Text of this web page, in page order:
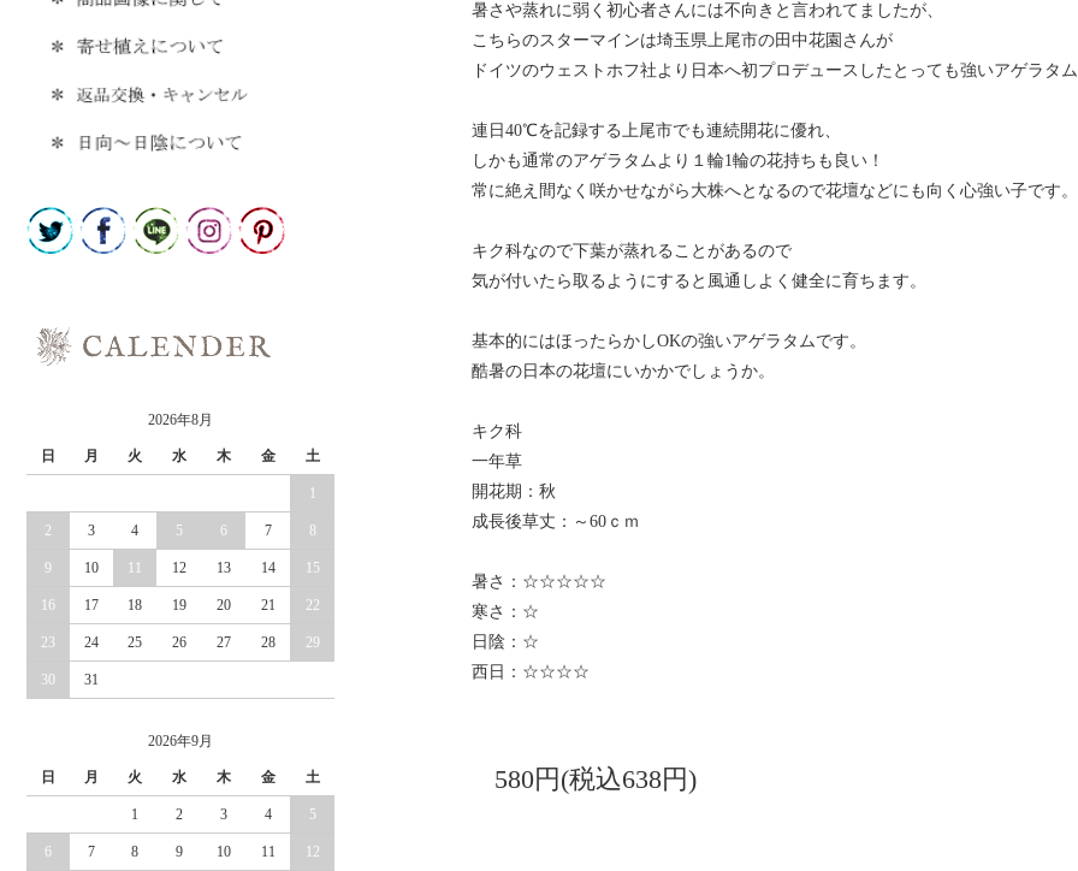
2026年8月
日 月 火 水 木 金 土
1
2 3 4 5 6 7 8
9 10 11 12 13 14 15
16 17 18 19 20 21 22
23 24 25 26 27 28 29
30 31
2026年9月
日 月 火 水 木 金 土
1 2 3 4 5
6 7 8 9 10 11 12
暑さや蒸れに弱く初心者さんには不向きと言われてましたが、
こちらのスターマインは埼玉県上尾市の田中花園さんが
ドイツのウェストホフ社より日本へ初プロデュースしたとっても強いアゲラタ
連日40℃を記録する上尾市でも連続開花に優れ、
しかも通常のアゲラタムより１輪1輪の花持ちも良い！
常に絶え間なく咲かせながら大株へとなるので花壇などにも向く心強い子です。
キク科なので下葉が蒸れることがあるので
気が付いたら取るようにすると風通しよく健全に育ちます。
基本的にはほったらかしOKの強いアゲラタムです。
酷暑の日本の花壇にいかかでしょうか。
キク科
一年草
開花期：秋
成長後草丈：～60ｃｍ
暑さ：☆☆☆☆☆
寒さ：☆
日陰：☆
西日：☆☆☆☆
580円(税込638円)